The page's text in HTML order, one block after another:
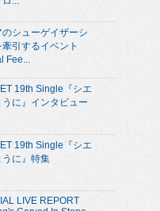
のシューゲイザーシ
牽引するイベント
Fee...
19th Single『シエ
うに』インタビュー
19th Single『シエ
うに』特集
LIVE REPORT